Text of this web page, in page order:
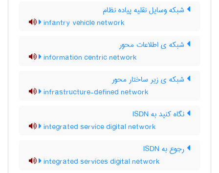
شبکه وسایل نقلیه پیاده نظام
infantry vehicle network
شبکه ی اطلاعات محور
information centric network
شبکه ی زیر ساختار محور
infrastructure-defined network
نگاه کنید به ‎ ISDN
integrated service digital network
رجوع به ISDN
integrated services digital network